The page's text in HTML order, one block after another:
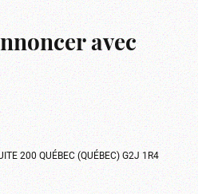
avec
200 QUÉBEC (QUÉBEC) G2J 1R4